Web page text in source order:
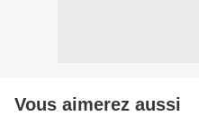
Vous aimerez aussi